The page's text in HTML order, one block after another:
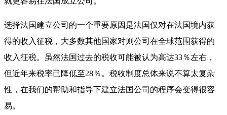
选择法国建立公司的一个重要原因是法国仅对在法国境内获
得的收入征税，大多数其他国家对则公司在全球范围获得的
收入征税。虽然法国过去的税收可能被认为高达33％左右，
但近年来税率已降低至28％。税收制度总体来说不算太复杂
性，在我们的帮助和指导下建立法国公司的程序会变得很容
易。